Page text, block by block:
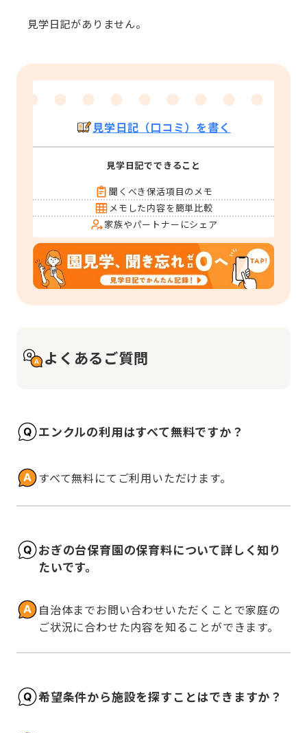
見学日記がありません。
見学日記（口コミ）を書く
見学日記でできること
聞くべき保活項目のメモ
メモした内容を簡単比較
家族やパートナーにシェア
よくあるご質問
エンクルの利用はすべて無料ですか？
すべて無料にてご利用いただけます。
おぎの台保育園の保育料について詳しく知り
たいです。
自治体までお問い合わせいただくことで家庭の
ご状況に合わせた内容を知ることができます。
希望条件から施設を探すことはできますか？